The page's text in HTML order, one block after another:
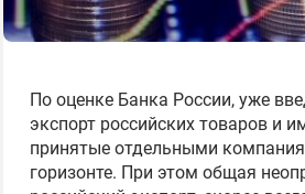
По оценке Банка России, уже
экспорт российских товаров и
принятые отдельными
горизонте. При этом общая